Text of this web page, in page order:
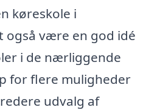
køreskole i
også være en god idé
i de nærliggende
for flere muligheder
udvalg af